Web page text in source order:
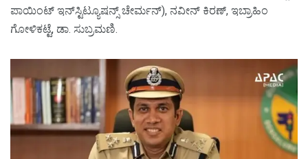
ಪಾಯಿಂಟ್‌ ಇನ್‌ಸ್ಟಿಟ್ಯೂಷನ್ಸ್‌ ಚೇರ್ಮನ್‌), ನವೀನ್‌ ಕಿರಣ್‌, ಇಬ್ರಾಹಿಂ
ಗೋಳಿಕಟ್ಟೆ, ಡಾ. ಸುಬ್ರಮಣಿ.